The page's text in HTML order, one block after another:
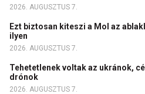
2026. AUGUSZTUS 7.
Ezt biztosan kiteszi a Mol az
ilyen
2026. AUGUSZTUS 7.
Tehetetlenek voltak az ukránok,
drónok
2026. AUGUSZTUS 7.